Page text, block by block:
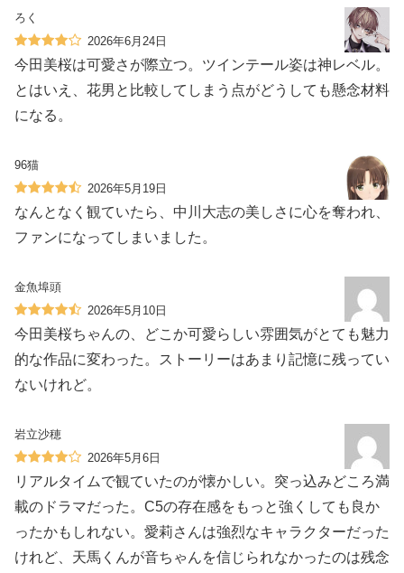
ろく
2026年6月24日
今田美桜は可愛さが際立つ。ツインテール姿は神レベル。
とはいえ、花男と比較してしまう点がどうしても懸念材料
になる。
96猫
2026年5月19日
なんとなく観ていたら、中川大志の美しさに心を奪われ、
ファンになってしまいました。
金魚埠頭
2026年5月10日
今田美桜ちゃんの、どこか可愛らしい雰囲気がとても魅力
的な作品に変わった。ストーリーはあまり記憶に残ってい
ないけれど。
岩立沙穂
2026年5月6日
リアルタイムで観ていたのが懐かしい。突っ込みどころ満
載のドラマだった。C5の存在感をもっと強くしても良か
ったかもしれない。愛莉さんは強烈なキャラクターだった
けれど、天馬くんが音ちゃんを信じられなかったのは残念